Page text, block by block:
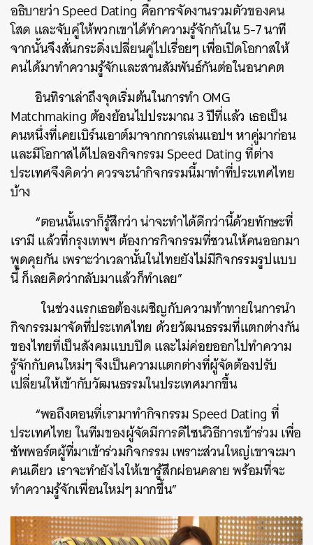
อธิบายว่า Speed Dating คือการจัดงานรวมตัวของคน
โสด และจับคู่ให้พวกเขาได้ทำความรู้จักกันใน 5-7 นาที
จากนั้นจึงสั่นกระดิ่งเปลี่ยนคู่ไปเรื่อยๆ เพื่อเปิดโอกาสให้
คนได้มาทำความรู้จักและสานสัมพันธ์กันต่อในอนาคต
อินทิราเล่าถึงจุดเริ่มต้นในการทำ OMG
Matchmaking ต้องย้อนไปประมาณ 3 ปีที่แล้ว เธอเป็น
คนหนึ่งที่เคยเบิร์นเอาต์มาจากการเล่นแอปฯ หาคู่มาก่อน
และมีโอกาสได้ไปลองกิจกรรม Speed Dating ที่ต่าง
ประเทศจึงคิดว่า ควรจะนำกิจกรรมนี้มาทำที่ประเทศไทย
บ้าง
“ตอนนั้นเราก็รู้สึกว่า น่าจะทำได้ดีกว่านี้ด้วยทักษะที่
เรามี แล้วที่กรุงเทพฯ ต้องการกิจกรรมที่ชวนให้คนออกมา
พูดคุยกัน เพราะว่าเวลานั้นในไทยยังไม่มีกิจกรรมรูปแบบ
นี้ ก็เลยคิดว่ากลับมาแล้วก็ทำเลย”
ในช่วงแรกเธอต้องเผชิญกับความท้าทายในการนำ
กิจกรรมมาจัดที่ประเทศไทย ด้วยวัฒนธรรมที่แตกต่างกัน
ของไทยที่เป็นสังคมแบบปิด และไม่ค่อยออกไปทำความ
รู้จักกับคนใหม่ๆ จึงเป็นความแตกต่างที่ผู้จัดต้องปรับ
เปลี่ยนให้เข้ากับวัฒนธรรมในประเทศมากขึ้น
“พอถึงตอนที่เรามาทำกิจกรรม Speed Dating ที่
ประเทศไทย ในทีมของผู้จัดมีการดีไซน์วิธีการเข้าร่วม เพื่อ
ซัพพอร์ตผู้ที่มาเข้าร่วมกิจกรรม เพราะส่วนใหญ่เขาจะมา
คนเดียว เราจะทำยังไงให้เขารู้สึกผ่อนคลาย พร้อมที่จะ
ทำความรู้จักเพื่อนใหม่ๆ มากขึ้น”